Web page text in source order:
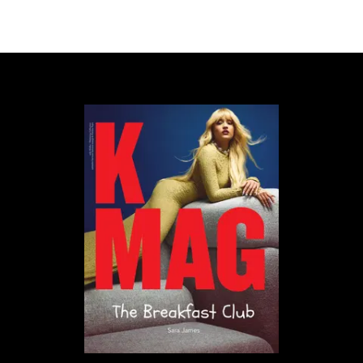
Przypomina mi się wtedy, jak miałam 16 lat i
biegałam po Bronxie. Mała, szalona
dziewczynka, która kiedyś była naprawdę
dzika. Nie miała żadnych ograniczeń, tylko
głowę pełną marzeń i inne takie”mówi J Lo
na 13-sekundowym klipie, który stał się
viralem na TikToku.
Internauci byli bezlitośni. Część parodiowała scenę,
podczas gdy inni krytykowali J.Lo, wytykając jej brak